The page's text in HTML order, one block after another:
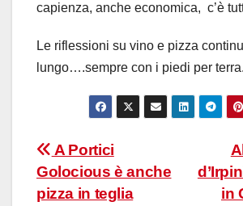
capienza, anche economica, c’è
Le riflessioni su vino e pizza
lungo….sempre con i piedi per terra.
Navigazione
articoli
in
A Portici
Golocious è anche
pizza in teglia